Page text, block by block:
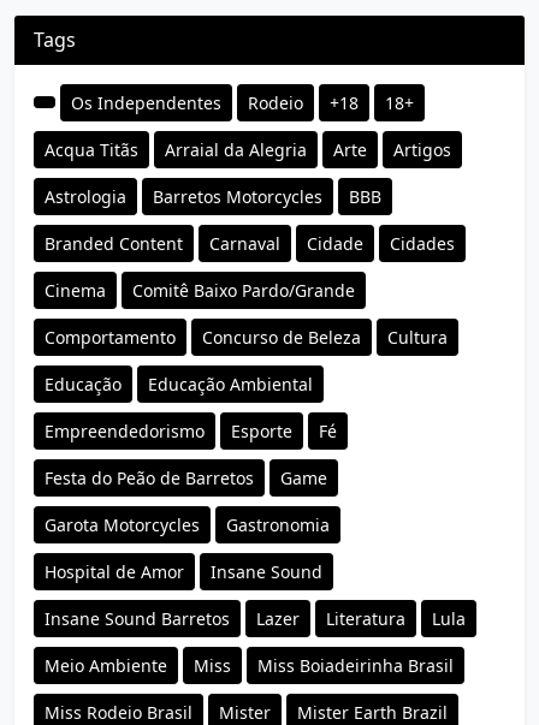
Tags
Os Independentes Rodeio +18 18+
Acqua Titãs Arraial da Alegria Arte Artigos
Astrologia Barretos Motorcycles BBB
Branded Content Carnaval Cidade Cidades
Cinema Comitê Baixo Pardo/Grande
Comportamento Concurso de Beleza Cultura
Educação Educação Ambiental
Empreendedorismo Esporte Fé
Festa do Peão de Barretos Game
Garota Motorcycles Gastronomia
Hospital de Amor Insane Sound
Insane Sound Barretos Lazer Literatura Lula
Meio Ambiente Miss Miss Boiadeirinha Brasil
Miss Rodeio Brasil Mister Mister Earth Brazil